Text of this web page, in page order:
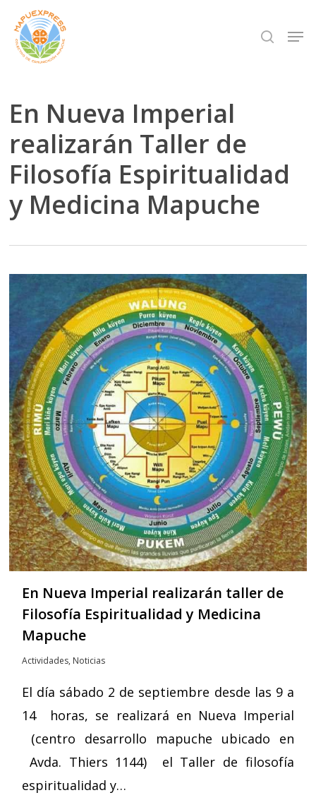
Skip
main
search
En Nueva Imperial
realizarán Taller de
Filosofía Espiritualidad
y Medicina Mapuche
En Nueva Imperial realizarán taller de
Filosofía Espiritualidad y Medicina
Mapuche
Actividades, Noticias
El día sábado 2 de septiembre desde las 9 a
14 horas, se realizará en Nueva Imperial
(centro desarrollo mapuche ubicado en
Avda. Thiers 1144) el Taller de filosofía
espiritualidad y…
Close